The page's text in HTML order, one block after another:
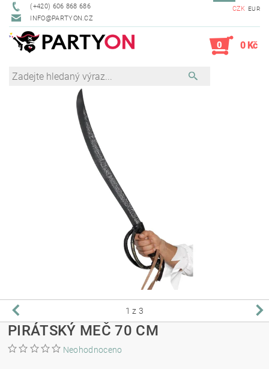
(+420) 606 868 686
INFO@PARTYON.CZ
CZK EUR
0 0 Kč
1 z 3
PIRÁTSKÝ MEČ 70 CM
Neohodnoceno